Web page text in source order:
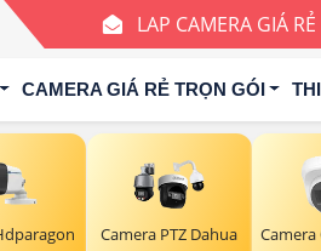
LAP CAMERA GIÁ RẺ
CAMERA GIÁ RẺ TRỌN GÓI
Camera PTZ Dahua